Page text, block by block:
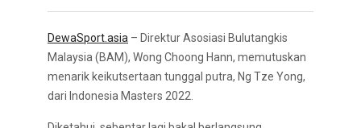
DewaSport.asia – Direktur Asosiasi Bulutangkis
Malaysia (BAM), Wong Choong Hann, memutuskan
menarik keikutsertaan tunggal putra, Ng Tze Yong,
dari Indonesia Masters 2022.